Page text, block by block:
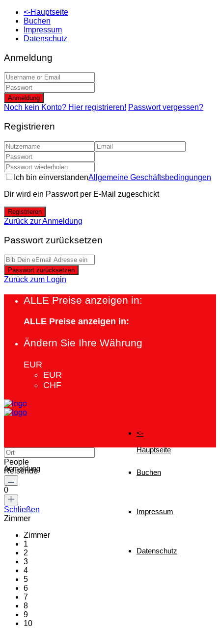
<-Hauptseite
Buchen
Impressum
Datenschutz
Anmeldung
Anmeldung
Noch kein Konto? Hier registrieren! Passwort vergessen?
Registrieren
Ich bin einverstandenAllgemeine Geschäftsbedingungen
Dir wird ein Passwort per E-Mail zugeschickt
Registrieren
Zurück zur Anmeldung
Passwort zurücksetzen
Passwort zurücksetzen
Zurück zum Login
ALLE Preise anzeigen in:
ALLE Preise anzeigen in:
Ändern Sie Ihre Währung
EUR
EUR
CHF
<-
Hauptseite
Buchen
Impressum
Datenschutz
Anmeldung
People
Reisende
0
Schließen
Zimmer
Zimmer
1
2
3
4
5
6
7
8
9
10